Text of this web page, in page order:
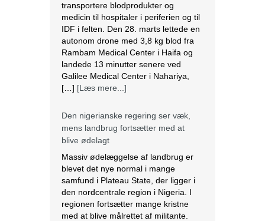
transportere blodprodukter og
medicin til hospitaler i periferien og til
IDF i felten. Den 28. marts lettede en
autonom drone med 3,8 kg blod fra
Rambam Medical Center i Haifa og
landede 13 minutter senere ved
Galilee Medical Center i Nahariya,
[…] [Læs mere...]
Den nigerianske regering ser væk,
mens landbrug fortsætter med at
blive ødelagt
Massiv ødelæggelse af landbrug er
blevet det nye normal i mange
samfund i Plateau State, der ligger i
den nordcentrale region i Nigeria. I
regionen fortsætter mange kristne
med at blive målrettet af militante.